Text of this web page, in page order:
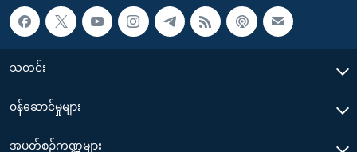
သတင်း
၀န်ဆောင်မှုများ
အပတ်စဉ်ကဏ္ဍများ